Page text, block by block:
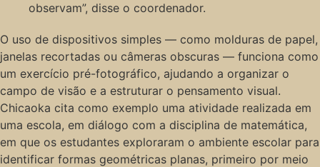
observam”, disse o coordenador.
O uso de dispositivos simples — como molduras de papel,
janelas recortadas ou câmeras obscuras — funciona como
um exercício pré-fotográfico, ajudando a organizar o
campo de visão e a estruturar o pensamento visual.
Chicaoka cita como exemplo uma atividade realizada em
uma escola, em diálogo com a disciplina de matemática,
em que os estudantes exploraram o ambiente escolar para
identificar formas geométricas planas, primeiro por meio